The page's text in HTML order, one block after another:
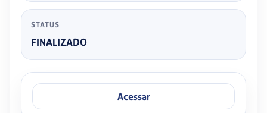
STATUS
FINALIZADO
Acessar